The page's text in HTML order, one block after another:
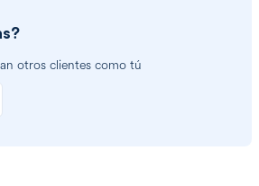
otros clientes como tú